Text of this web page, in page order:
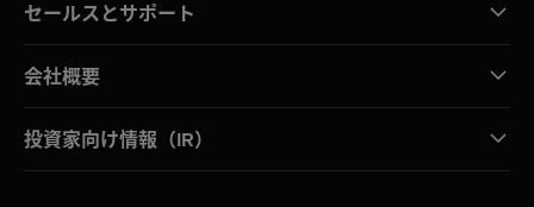
セールスとサポート
会社概要
投資家向け情報（IR）